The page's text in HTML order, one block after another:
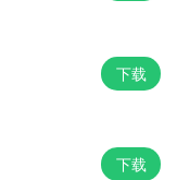
下载
下载